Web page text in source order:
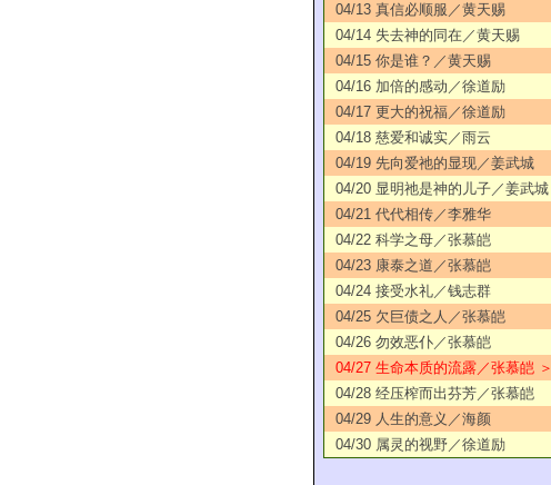
04/13 真信必顺服／黄天赐
04/14 失去神的同在／黄天赐
04/15 你是谁？／黄天赐
04/16 加倍的感动／徐道励
04/17 更大的祝福／徐道励
04/18 慈爱和诚实／雨云
04/19 先向爱祂的显现／姜武城
04/20 显明祂是神的儿子／姜武城
04/21 代代相传／李雅华
04/22 科学之母／张慕皑
04/23 康泰之道／张慕皑
04/24 接受水礼／钱志群
04/25 欠巨债之人／张慕皑
04/26 勿效恶仆／张慕皑
04/27 生命本质的流露／张慕皑 ＞
04/28 经压榨而出芬芳／张慕皑
04/29 人生的意义／海颜
04/30 属灵的视野／徐道励